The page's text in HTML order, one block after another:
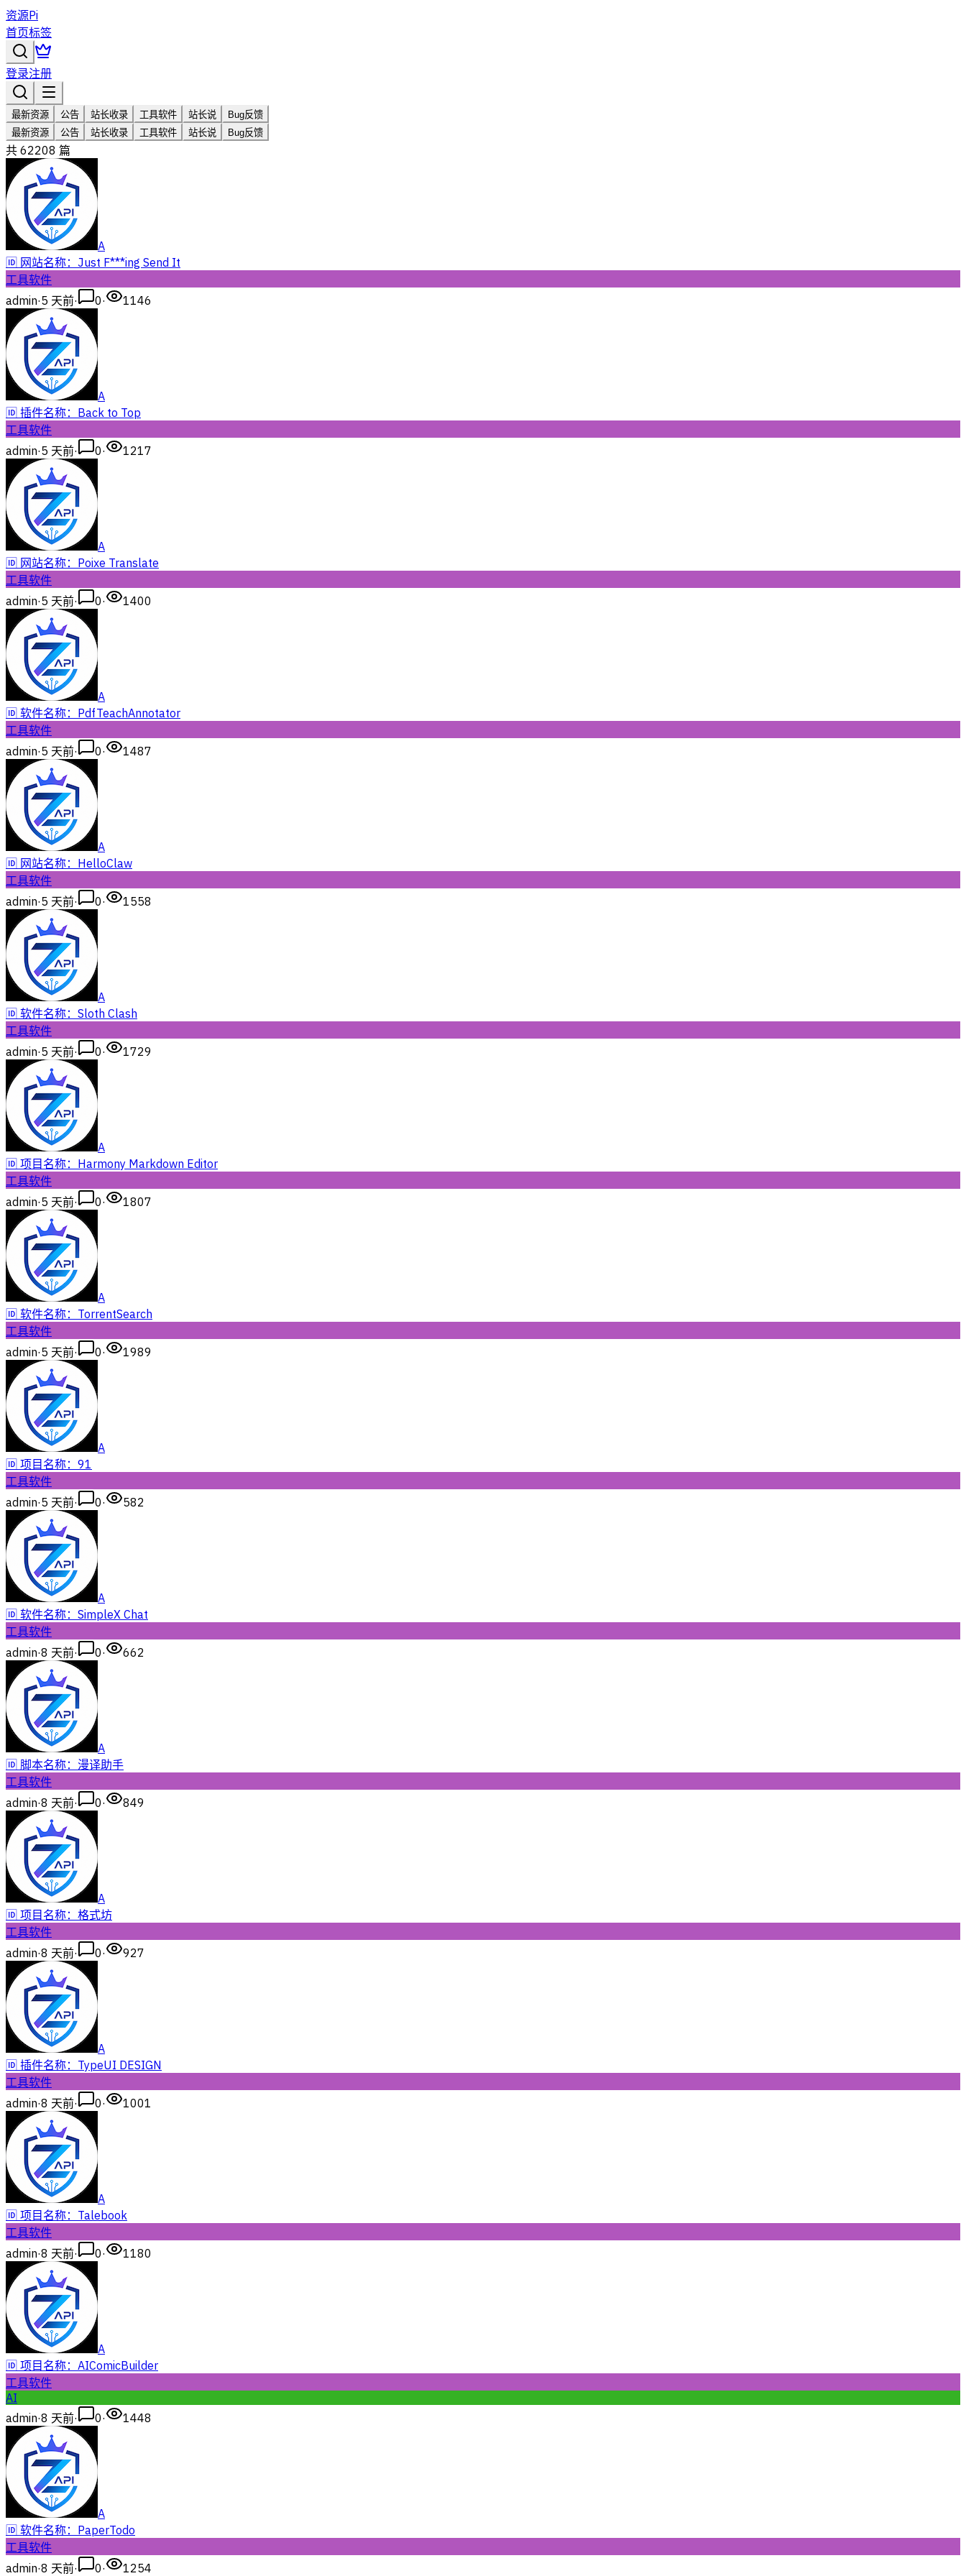
资源Pi
首页标签
登录注册
最新资源 公告 站长收录 工具软件 站长说
Bug反馈
最新资源
公告 站长收录 工具软件 站长说 Bug反馈
共 62208 篇
A
🆔 网站名称：Just F***ing Send It
工具软件
admin·5 天前· 0· 1146
A
🆔 插件名称：Back to Top
工具软件
admin·5 天前· 0· 1217
A
🆔 网站名称：Poixe Translate
工具软件
admin·5 天前· 0· 1400
A
🆔 软件名称：PdfTeachAnnotator
工具软件
admin·5 天前· 0· 1487
A
🆔 网站名称：HelloClaw
工具软件
admin·5 天前· 0· 1558
A
🆔 软件名称：Sloth Clash
工具软件
admin·5 天前· 0· 1729
A
🆔 项目名称：Harmony Markdown Editor
工具软件
admin·5 天前· 0· 1807
A
🆔 软件名称：TorrentSearch
工具软件
admin·5 天前· 0· 1989
A
🆔 项目名称：91
工具软件
admin·5 天前· 0· 582
A
🆔 软件名称：SimpleX Chat
工具软件
admin·8 天前· 0· 662
A
🆔 脚本名称：漫译助手
工具软件
admin·8 天前· 0· 849
A
🆔 项目名称：格式坊
工具软件
admin·8 天前· 0· 927
A
🆔 插件名称：TypeUI DESIGN
工具软件
admin·8 天前· 0· 1001
A
🆔 项目名称：Talebook
工具软件
admin·8 天前· 0· 1180
A
🆔 项目名称：AIComicBuilder
工具软件
AI
admin·8 天前· 0· 1448
A
🆔 软件名称：PaperTodo
工具软件
admin·8 天前· 0· 1254